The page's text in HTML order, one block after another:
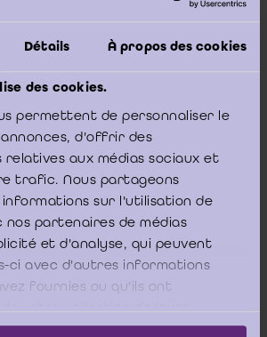
Détails À propos des cookies
des cookies.
permettent de personnaliser le
d'offrir des
aux médias sociaux et
trafic. Nous partageons
informations sur l'utilisation de
partenaires de médias
et d'analyse, qui peuvent
ci avec d'autres informations
fournies ou qu'ils ont
nemen bij de inbrengende vereniging van
genomen gedeelte van de
kan een ander licht werpen op de
kapitaalsubsidies louter toe te passen bij
en niet bij verenigingen?
nopens de verwerking bij de inbrengende
kapitaalsubsidie die zich bevindt in het
van de bedrijfstak die ingebracht wordt,
worden uitgegaan dat de subsidiërende
verklaard heeft met de inbreng van
geen terugbetaling van de subsidie